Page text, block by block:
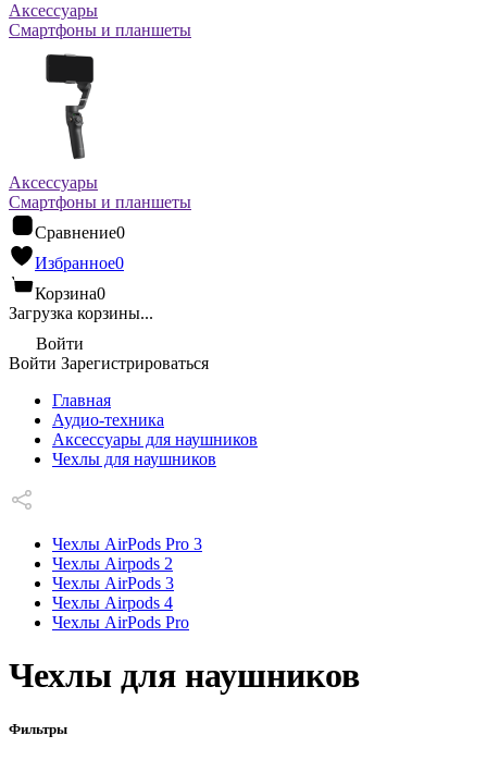
Аксессуары
Смартфоны и планшеты
Аксессуары
Смартфоны и планшеты
Сравнение0
Избранное0
Корзина0
Загрузка корзины...
Войти
Войти Зарегистрироваться
Главная
Аудио-техника
Аксессуары для наушников
Чехлы для наушников
Чехлы AirPods Pro 3
Чехлы Airpods 2
Чехлы AirPods 3
Чехлы Airpods 4
Чехлы AirPods Pro
Чехлы для наушников
Фильтры